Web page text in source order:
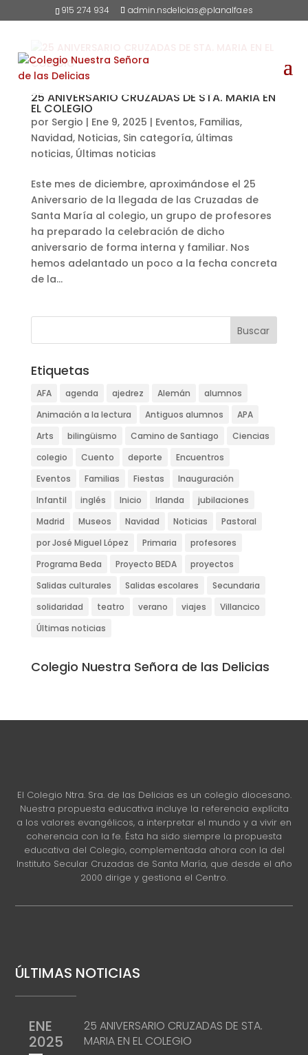
915 274 934 admin.nsdelicias@planalfa.es
25 ANIVERSARIO CRUZADAS DE STA. MARIA EN
EL COLEGIO
por Sergio | Ene 9, 2025 | Eventos, Familias,
Navidad, Noticias, Sin categoría, últimas
noticias, Últimas noticias
Este mes de diciembre, aproximándose el 25
Aniversario de la llegada de las Cruzadas de
Santa María al colegio, un grupo de profesores
ha preparado la celebración de dicho
aniversario de forma interna y familiar. Nos
hemos adelantado un poco a la fecha concreta
de la...
Etiquetas
AFA agenda ajedrez Alemán
alumnos
Animación a la lectura
Antiguos alumnos
APA
Arts
bilingüismo Camino de Santiago
Ciencias
colegio
Cuento deporte
Encuentros
Eventos
Familias Fiestas
Inauguración
Infantil
inglés Inicio Irlanda
jubilaciones
Madrid
Museos Navidad Noticias
Pastoral
por José Miguel López
Primaria
profesores
Programa Beda
Proyecto BEDA
proyectos
Salidas culturales
Salidas escolares
Secundaria
solidaridad
teatro verano viajes
Villancico
Últimas noticias
Colegio Nuestra Señora de las Delicias
El Colegio Ntra. Sra. de las Delicias es un colegio diocesano.
Nuestra propuesta educativa incluye la referencia explícita
a los valores evangélicos, a interpretar el mundo y a vivir en
coherencia con la fe. Ésta ha sido siempre la propuesta
educativa del Colegio, complementada ahora con la del
Instituto Secular Cruzadas de Santa María, que desde el año
2000 dirige y gestiona el Centro.
ÚLTIMAS NOTICIAS
ENE
2025
25 ANIVERSARIO CRUZADAS DE STA.
MARIA EN EL COLEGIO